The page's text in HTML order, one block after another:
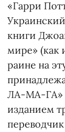
«Гарри
книги
мире» (как
раине на
ЛА-МА-ГА»
изданием